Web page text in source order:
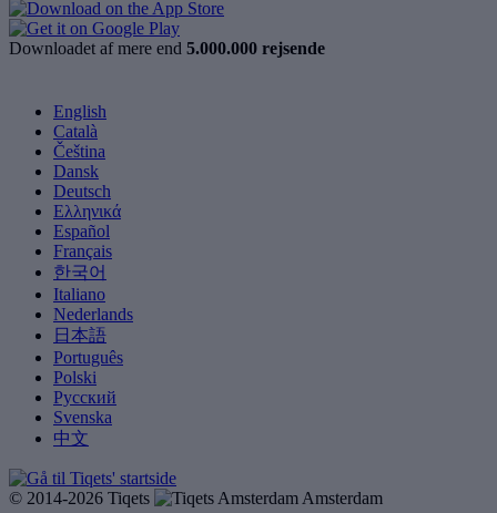
Downloadet af mere end 5.000.000 rejsende
English
Català
Čeština
Dansk
Deutsch
Ελληνικά
Español
Français
한국어
Italiano
Nederlands
日本語
Português
Polski
Русский
Svenska
中文
© 2014-2026 Tiqets
Amsterdam